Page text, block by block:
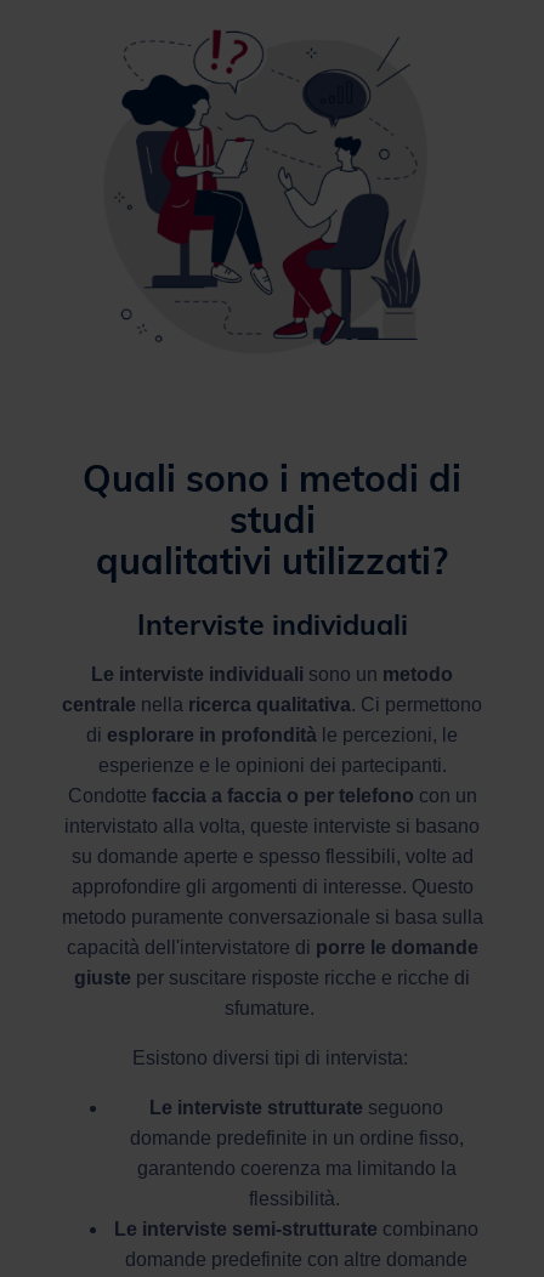
Quali sono i metodi di
studi
qualitativi utilizzati?
Interviste individuali
Le interviste individuali sono un metodo
centrale nella ricerca qualitativa. Ci permettono
di esplorare in profondità le percezioni, le
esperienze e le opinioni dei partecipanti.
Condotte faccia a faccia o per telefono con un
intervistato alla volta, queste interviste si basano
su domande aperte e spesso flessibili, volte ad
approfondire gli argomenti di interesse. Questo
metodo puramente conversazionale si basa sulla
capacità dell'intervistatore di porre le domande
giuste per suscitare risposte ricche e ricche di
sfumature.
Esistono diversi tipi di intervista:
Le interviste strutturate seguono
domande predefinite in un ordine fisso,
garantendo coerenza ma limitando la
flessibilità.
Le interviste semi-strutturate combinano
domande predefinite con altre domande